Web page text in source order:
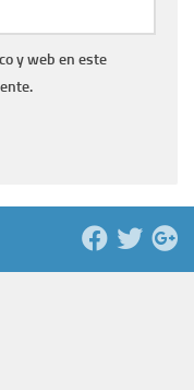
y web en este